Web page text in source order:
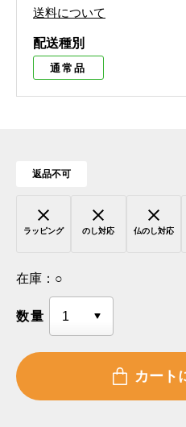
送料について
配送種別
通常品
返品不可
ラッピング のし対応 仏のし対応
在庫： ○
数量